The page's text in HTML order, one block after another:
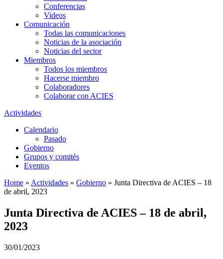
Conferencias
Videos
Comunicación
Todas las comunicaciones
Noticias de la asociación
Noticias del sector
Miembros
Todos los miembros
Hacerse miembro
Colaboradores
Colaborar con ACIES
Actividades
Calendario
Pasado
Gobierno
Grupos y comités
Eventos
Home » Actividades » Gobierno » Junta Directiva de ACIES – 18
de abril, 2023
Junta Directiva de ACIES – 18 de abril,
2023
30/01/2023